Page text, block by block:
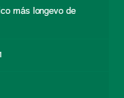
más longevo de